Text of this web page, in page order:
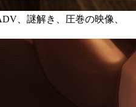
、謎解き、圧巻の映像、